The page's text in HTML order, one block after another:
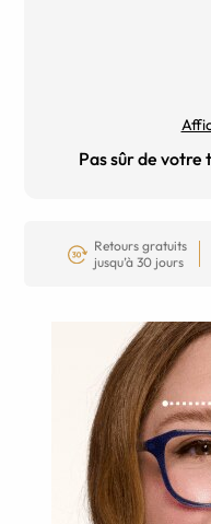
Pas sûr de votre
Retours gratuits
jusqu’à 30 jours